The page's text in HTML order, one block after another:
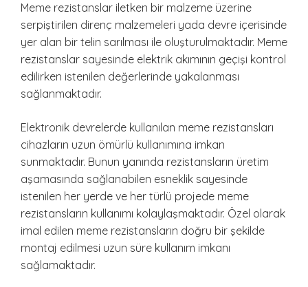
Meme rezistanslar iletken bir malzeme üzerine
serpiştirilen direnç malzemeleri yada devre içerisinde
yer alan bir telin sarılması ile oluşturulmaktadır. Meme
rezistanslar sayesinde elektrik akımının geçişi kontrol
edilirken istenilen değerlerinde yakalanması
sağlanmaktadır.
Elektronik devrelerde kullanılan meme rezistansları
cihazların uzun ömürlü kullanımına imkan
sunmaktadır. Bunun yanında rezistansların üretim
aşamasında sağlanabilen esneklik sayesinde
istenilen her yerde ve her türlü projede meme
rezistansların kullanımı kolaylaşmaktadır. Özel olarak
imal edilen meme rezistansların doğru bir şekilde
montaj edilmesi uzun süre kullanım imkanı
sağlamaktadır.